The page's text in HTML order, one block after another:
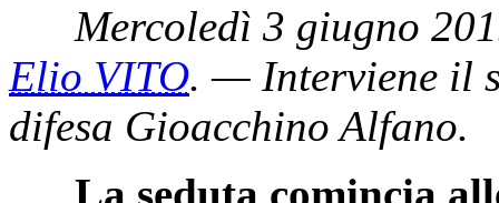
Mercoledì 3 giugno
Elio VITO. — Interviene il
difesa Gioacchino Alfano.
La seduta comincia